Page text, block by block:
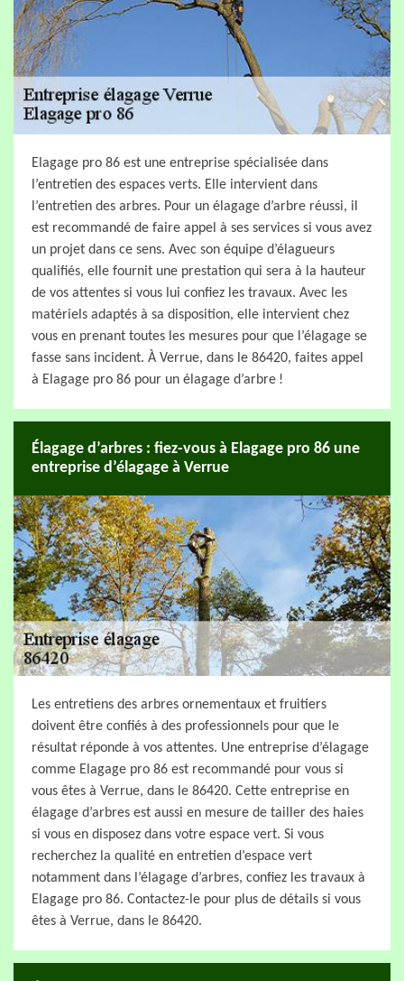
Elagage pro 86 est une entreprise spécialisée dans
l’entretien des espaces verts. Elle intervient dans
l’entretien des arbres. Pour un élagage d’arbre réussi, il
est recommandé de faire appel à ses services si vous avez
un projet dans ce sens. Avec son équipe d’élagueurs
qualifiés, elle fournit une prestation qui sera à la hauteur
de vos attentes si vous lui confiez les travaux. Avec les
matériels adaptés à sa disposition, elle intervient chez
vous en prenant toutes les mesures pour que l’élagage se
fasse sans incident. À Verrue, dans le 86420, faites appel
à Elagage pro 86 pour un élagage d’arbre !
Élagage d’arbres : fiez-vous à Elagage pro 86 une
entreprise d’élagage à Verrue
Les entretiens des arbres ornementaux et fruitiers
doivent être confiés à des professionnels pour que le
résultat réponde à vos attentes. Une entreprise d’élagage
comme Elagage pro 86 est recommandé pour vous si
vous êtes à Verrue, dans le 86420. Cette entreprise en
élagage d’arbres est aussi en mesure de tailler des haies
si vous en disposez dans votre espace vert. Si vous
recherchez la qualité en entretien d’espace vert
notamment dans l’élagage d’arbres, confiez les travaux à
Elagage pro 86. Contactez-le pour plus de détails si vous
êtes à Verrue, dans le 86420.